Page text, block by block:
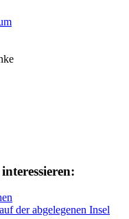
der abgelegenen Insel